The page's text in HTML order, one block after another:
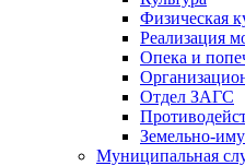
Физическая
Реализация
Опека и
Отдел ЗАГС
Земельно-
Муниципальная